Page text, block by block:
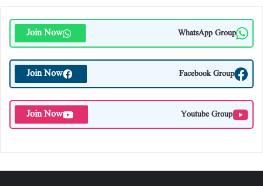
WhatsApp Group
Join Now
Facebook Group
Join Now
Youtube Group
Join Now